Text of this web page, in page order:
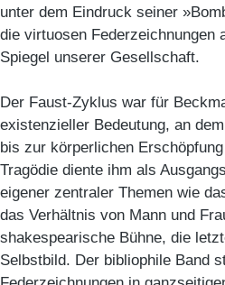
unter dem Eindruck seiner
die virtuosen Federzeichnungen
Spiegel unserer Gesellschaft.
Der Faust-Zyklus war für
existenzieller Bedeutung, an
bis zur körperlichen
Tragödie diente ihm als
eigener zentraler Themen wie
das Verhältnis von Mann und
shakespearische Bühne, die
Selbstbild. Der bibliophile Band